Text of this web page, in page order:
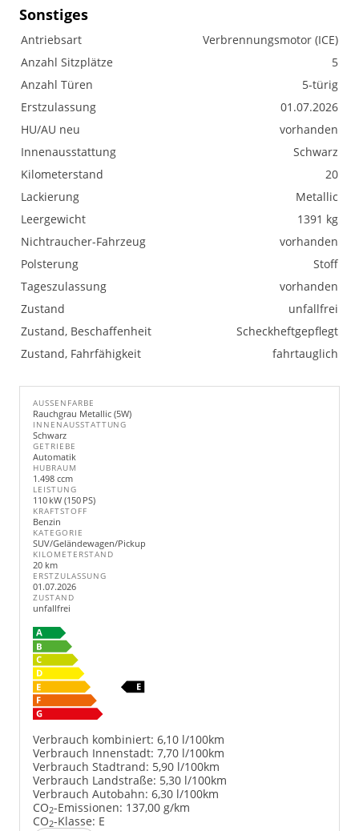
Sonstiges
Antriebsart
Verbrennungsmotor (ICE)
Anzahl Sitzplätze
5
Anzahl Türen
5-türig
Erstzulassung
01.07.2026
HU/AU neu
vorhanden
Innenausstattung
Schwarz
Kilometerstand
20
Lackierung
Metallic
Leergewicht
1391 kg
Nichtraucher-Fahrzeug
vorhanden
Polsterung
Stoff
Tageszulassung
vorhanden
Zustand
unfallfrei
Zustand, Beschaffenheit
Scheckheftgepflegt
Zustand, Fahrfähigkeit
fahrtauglich
AUSSENFARBE
Rauchgrau Metallic (5W)
INNENAUSSTATTUNG
Schwarz
GETRIEBE
Automatik
HUBRAUM
1.498 ccm
LEISTUNG
110 kW (150 PS)
KRAFTSTOFF
Benzin
KATEGORIE
SUV/Geländewagen/Pickup
KILOMETERSTAND
20 km
ERSTZULASSUNG
01.07.2026
ZUSTAND
unfallfrei
Verbrauch kombiniert: 6,10 l/100km
Verbrauch Innenstadt: 7,70 l/100km
Verbrauch Stadtrand: 5,90 l/100km
Verbrauch Landstraße: 5,30 l/100km
Verbrauch Autobahn: 6,30 l/100km
CO2-Emissionen: 137,00 g/km
CO2-Klasse: E